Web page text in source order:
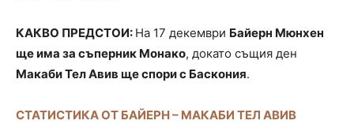
КАКВО ПРЕДСТОИ: На 17 декември Байерн Мюнхен
ще има за съперник Монако, докато същия ден
Макаби Тел Авив ще спори с Баскония.
СТАТИСТИКА ОТ БАЙЕРН – МАКАБИ ТЕЛ АВИВ